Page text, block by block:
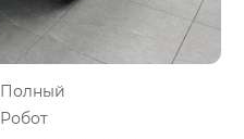
Полный
Робот